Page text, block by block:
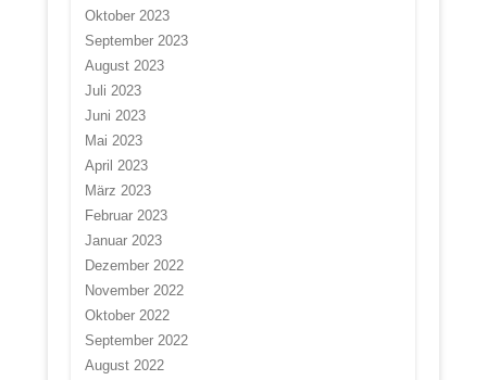
Oktober 2023
September 2023
August 2023
Juli 2023
Juni 2023
Mai 2023
April 2023
März 2023
Februar 2023
Januar 2023
Dezember 2022
November 2022
Oktober 2022
September 2022
August 2022